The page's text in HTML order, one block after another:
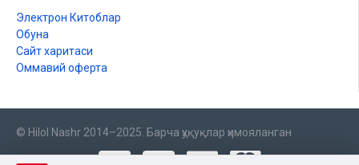
Электрон Китоблар
Обуна
Сайт харитаси
Оммавий оферта
© Hilol Nashr 2014–2025. Барча ҳуқуқлар ҳимояланган